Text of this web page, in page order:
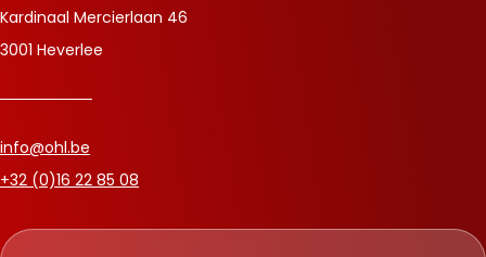
Kardinaal Mercierlaan 46
3001 Heverlee
info@ohl.be
+32 (0)16 22 85 08